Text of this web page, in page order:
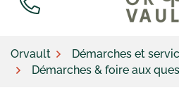
Orvault
Démarches et
Démarches & foire aux